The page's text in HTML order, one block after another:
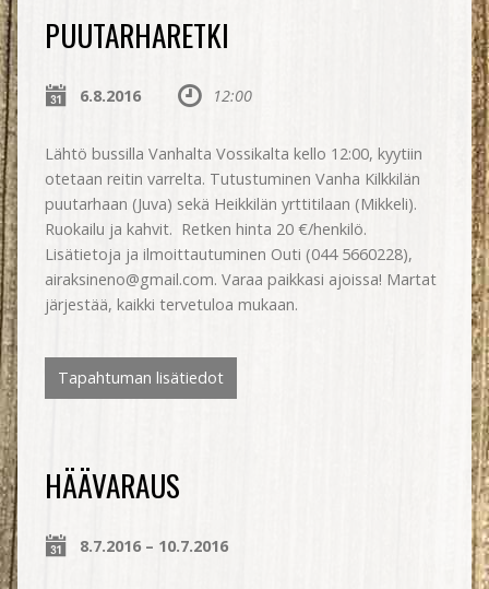
PUUTARHARETKI
6.8.2016 12:00
Lähtö bussilla Vanhalta Vossikalta kello 12:00, kyytiin
otetaan reitin varrelta. Tutustuminen Vanha Kilkkilän
puutarhaan (Juva) sekä Heikkilän yrttitilaan (Mikkeli).
Ruokailu ja kahvit. Retken hinta 20 €/henkilö.
Lisätietoja ja ilmoittautuminen Outi (044 5660228),
airaksineno@gmail.com. Varaa paikkasi ajoissa! Martat
järjestää, kaikki tervetuloa mukaan.
Tapahtuman lisätiedot
HÄÄVARAUS
8.7.2016 – 10.7.2016